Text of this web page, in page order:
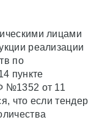
лицами
реализации
по
пункте
№1352 от 11
что если тендер